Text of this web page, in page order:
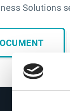
Solutions